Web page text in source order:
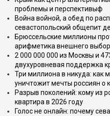
проблемы и перспективыф
Война войной, а обед по
севастопольский общепит
Брюссельские миллионы
арифметика внешнего
2 000 000 000 из Москвы и
двухуровневая поддержка
Три миллиона в никуда: как
уничтожит мечты россиян о
Разрыв поколений: кому из
квартира в 2026 году
Голос не онлайн: почему